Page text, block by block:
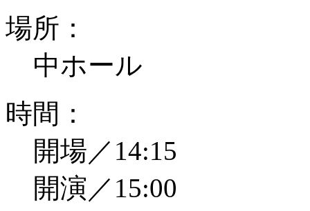
場所：
中ホール
時間：
開場／14:15
開演／15:00